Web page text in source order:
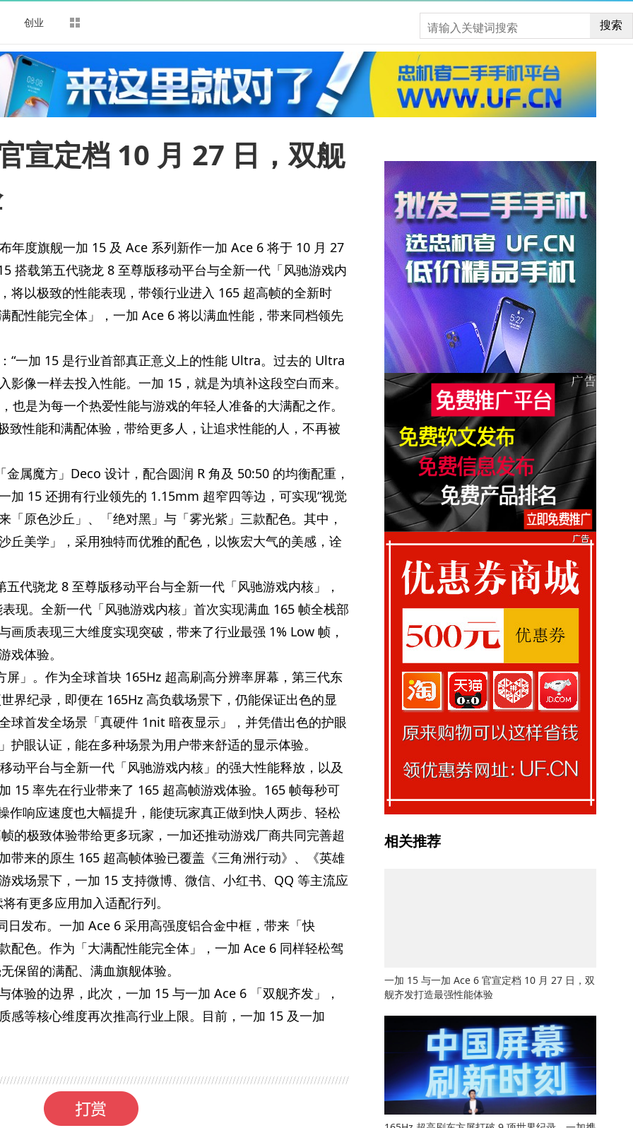
创业 搜索
宣定档 10 月 27 日，双舰
年度旗舰一加 15 及 Ace 系列新作一加 Ace 6 将于 10 月 27
搭载第五代骁龙 8 至尊版移动平台与全新一代「风驰游戏内
将以极致的性能表现，带领行业进入 165 超高帧的全新时
配性能完全体」，一加 Ace 6 将以满血性能，带来同档领先
“一加 15 是行业首部真正意义上的性能 Ultra。过去的 Ultra
影像一样去投入性能。一加 15，就是为填补这段空白而来。
也是为每一个热爱性能与游戏的年轻人准备的大满配之作。
致性能和满配体验，带给更多人，让追求性能的人，不再被
属魔方」Deco 设计，配合圆润 R 角及 50:50 的均衡配重，
加 15 还拥有行业领先的 1.15mm 超窄四等边，可实现“视觉
「原色沙丘」、「绝对黑」与「雾光紫」三款配色。其中，
丘美学」，采用独特而优雅的配色，以恢宏大气的美感，诠
五代骁龙 8 至尊版移动平台与全新一代「风驰游戏内核」，
现。全新一代「风驰游戏内核」首次实现满血 165 帧全栈部
画质表现三大维度实现突破，带来了行业最强 1% Low 帧，
戏体验。
屏」。作为全球首块 165Hz 超高刷高分辨率屏幕，第三代东
界纪录，即便在 165Hz 高负载场景下，仍能保证出色的显
球首发全场景「真硬件 1nit 暗夜显示」，并凭借出色的护眼
护眼认证，能在多种场景为用户带来舒适的显示体验。
动平台与全新一代「风驰游戏内核」的强大性能释放，以及
15 率先在行业带来了 165 超高帧游戏体验。165 帧每秒可
作响应速度也大幅提升，能使玩家真正做到快人两步、轻松
的极致体验带给更多玩家，一加还推动游戏厂商共同完善超
带来的原生 165 超高帧体验已覆盖《三角洲行动》、《英雄
戏场景下，一加 15 支持微博、 微信、小红书、QQ 等主流应
有更多应用加入适配行列。
日发布。一加 Ace 6 采用高强度铝合金中框，带来「快
配色。作为「大满配性能完全体」，一加 Ace 6 同样轻松驾
保留的满配、满血旗舰体验。
体验的边界，此次，一加 15 与一加 Ace 6 「双舰齐发」，
感等核心维度再次推高行业上限。目前，一加 15 及一加
相关推荐
一加 15 与一加 Ace 6 官宣定档 10 月 27 日，双
舰齐发打造最强性能体验